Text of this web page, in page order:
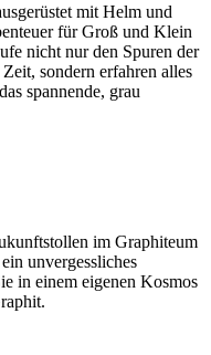
mit Helm und
für Groß und Klein
nicht nur den Spuren der
sondern erfahren alles
spannende, grau
im Graphiteum
unvergessliches
in einem eigenen Kosmos